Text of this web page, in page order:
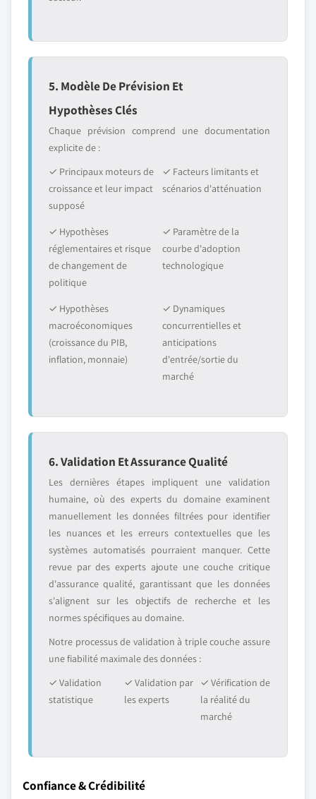
5. Modèle De Prévision Et
Hypothèses Clés
Chaque prévision comprend une documentation
explicite de :
✓ Principaux moteurs de
croissance et leur impact
supposé
✓ Facteurs limitants et
scénarios d'atténuation
✓ Hypothèses
réglementaires et risque
de changement de
politique
✓ Paramètre de la
courbe d'adoption
technologique
✓ Hypothèses
macroéconomiques
(croissance du PIB,
inflation, monnaie)
✓ Dynamiques
concurrentielles et
anticipations
d'entrée/sortie du
marché
6. Validation Et Assurance Qualité
Les dernières étapes impliquent une validation
humaine, où des experts du domaine examinent
manuellement les données filtrées pour identifier
les nuances et les erreurs contextuelles que les
systèmes automatisés pourraient manquer. Cette
revue par des experts ajoute une couche critique
d'assurance qualité, garantissant que les données
s'alignent sur les objectifs de recherche et les
normes spécifiques au domaine.
Notre processus de validation à triple couche assure
une fiabilité maximale des données :
✓ Validation
statistique
✓ Validation par
les experts
✓ Vérification de
la réalité du
marché
Confiance & Crédibilité